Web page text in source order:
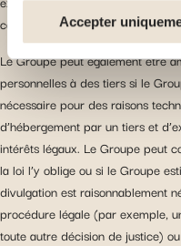
certaines
soient plus
utilisés pour : Améliorer
personnalisant vos
vos choix. Mesurer
visiteurs et en
notre site. Proposer des
et en suivre les
avec les réseaux
visualiser du contenu
Accepter
conformément à la législation
Le Groupe peut également être
personnelles à des tiers si le
nécessaire pour des raisons
d’hébergement par un tiers et
intérêts légaux. Le Groupe peut
la loi l’y oblige ou si le Groupe
divulgation est raisonnablement
procédure légale (par exemple,
toute autre décision de justice)